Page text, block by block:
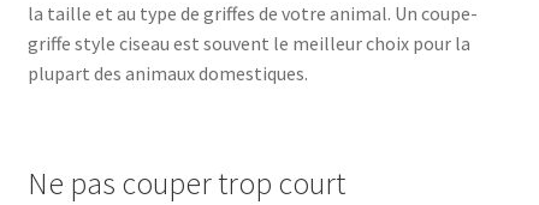
la taille et au type de griffes de votre animal. Un coupe-
griffe style ciseau est souvent le meilleur choix pour la
plupart des animaux domestiques.
Ne pas couper trop court